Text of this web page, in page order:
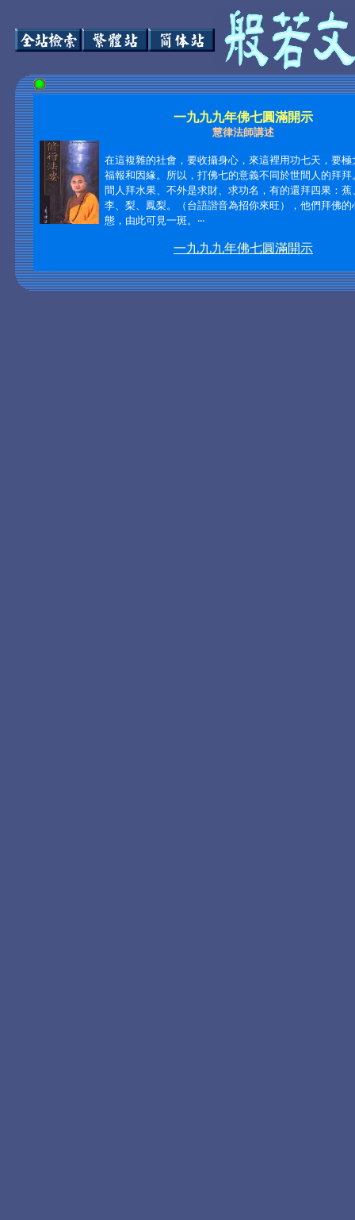
一九九九年佛七圓滿開示
慧律法師講述
在這複雜的社會，要收攝身心，來這裡用功七天，要極
福報和因緣。所以，打佛七的意義不同於世間人的拜拜
間人拜水果、不外是求財、求功名，有的還拜四果：蕉
李、梨、鳳梨。（台語諧音為招你來旺），他們拜佛的
態，由此可見一斑。‧‧‧
一九九九年佛七圓滿開示